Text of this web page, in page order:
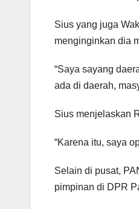
Sius yang juga
menginginkan dia
“Saya sayang
ada di daerah,
Sius menjelaskan
“Karena itu, saya
Selain di pusat,
pimpinan di DPR